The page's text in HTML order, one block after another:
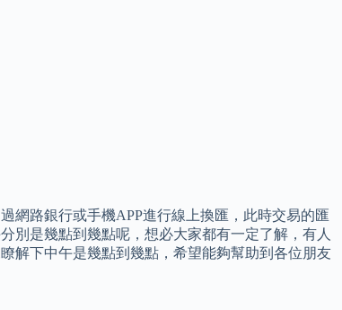
網路銀行或手機APP進行線上換匯，此時交易的匯
別是幾點到幾點呢，想必大家都有一定了解，有人
解下中午是幾點到幾點，希望能夠幫助到各位朋友